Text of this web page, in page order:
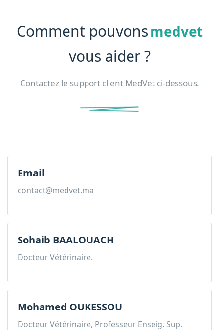
Comment pouvonsmedvet
vous aider ?
Contactez le support client MedVet ci-dessous.
Email
contact@medvet.ma
Sohaib BAALOUACH
Docteur Vétérinaire.
Mohamed OUKESSOU
Docteur Vétérinaire, Professeur Enseig. Sup.